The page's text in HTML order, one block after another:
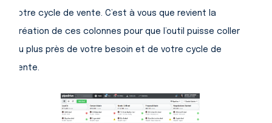
votre cycle de vente. C’est à vous que revient la
création de ces colonnes pour que l’outil puisse coller
au plus près de votre besoin et de votre cycle de
vente.